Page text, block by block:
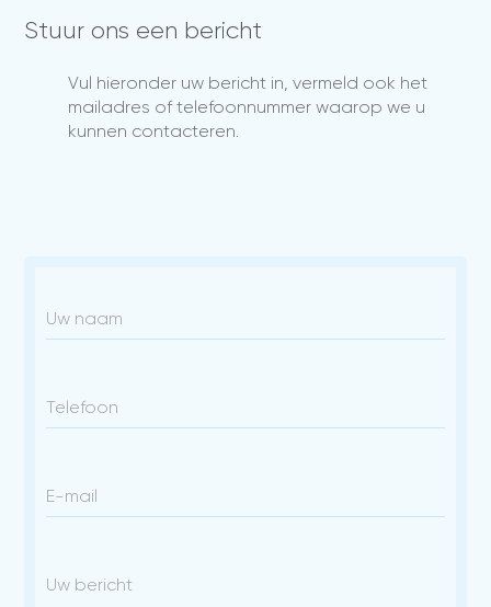
Stuur ons een bericht
Vul hieronder uw bericht in, vermeld ook het
mailadres of telefoonnummer waarop we u
kunnen contacteren.
Uw naam
Telefoon
E-mail
Uw bericht